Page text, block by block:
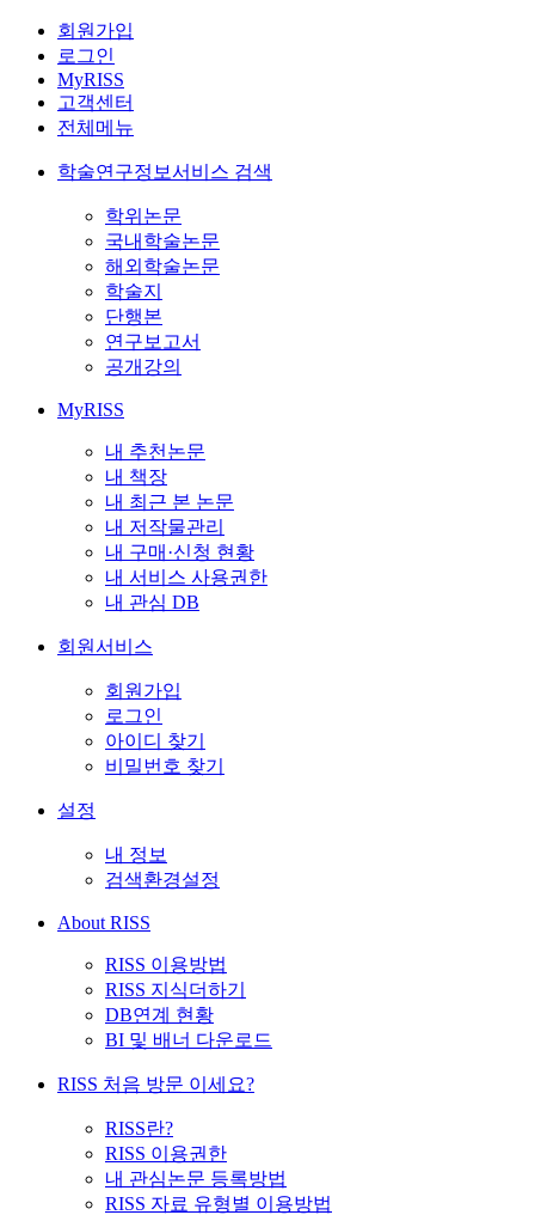
회원가입
로그인
MyRISS
고객센터
전체메뉴
학술연구정보서비스 검색
학위논문
국내학술논문
해외학술논문
학술지
단행본
연구보고서
공개강의
MyRISS
내 추천논문
내 책장
내 최근 본 논문
내 저작물관리
내 구매·신청 현황
내 서비스 사용권한
내 관심 DB
회원서비스
회원가입
로그인
아이디 찾기
비밀번호 찾기
설정
내 정보
검색환경설정
About RISS
RISS 이용방법
RISS 지식더하기
DB연계 현황
BI 및 배너 다운로드
RISS 처음 방문 이세요?
RISS란?
RISS 이용권한
내 관심논문 등록방법
RISS 자료 유형별 이용방법